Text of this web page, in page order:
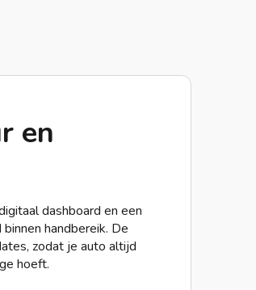
en
dashboard en een
handbereik. De
zodat je auto altijd
hoeft.